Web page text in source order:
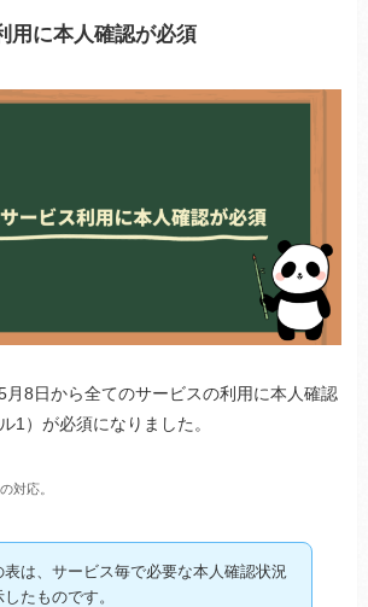
用に本人確認が必須
月8日から全てのサービスの利用に本人確認
1）が必須になりました。
対応。
表は、サービス毎で必要な本人確認状況
したものです。